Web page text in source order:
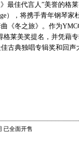
最佳代言人”美誉的格
），将携手青年钢琴
《冬之旅》。作为
格莱美奖提名，并凭藉
古典独唱专辑奖和回声
已全面开售